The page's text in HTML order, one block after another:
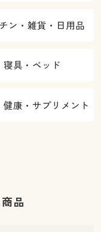
ン・雑貨・日用品
寝具・ベッド
健康・サプリメント
品